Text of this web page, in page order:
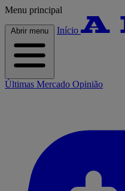
Menu principal
Abrir menu Início
Últimas Mercado Opinião